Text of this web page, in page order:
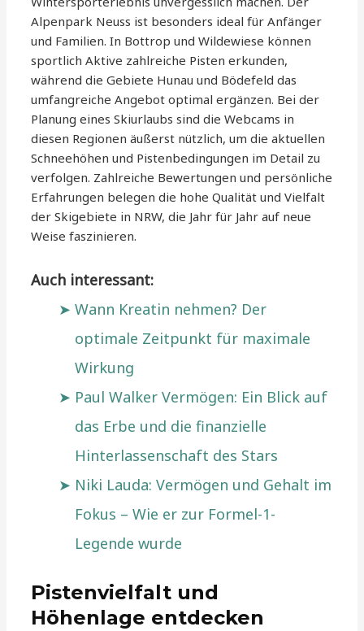
Alpenpark Neuss ist besonders ideal für Anfänger
und Familien. In Bottrop und Wildewiese können
sportlich Aktive zahlreiche Pisten erkunden,
während die Gebiete Hunau und Bödefeld das
umfangreiche Angebot optimal ergänzen. Bei der
Planung eines Skiurlaubs sind die Webcams in
diesen Regionen äußerst nützlich, um die aktuellen
Schneehöhen und Pistenbedingungen im Detail zu
verfolgen. Zahlreiche Bewertungen und persönliche
Erfahrungen belegen die hohe Qualität und Vielfalt
der Skigebiete in NRW, die Jahr für Jahr auf neue
Weise faszinieren.
Auch interessant:
Wann Kreatin nehmen? Der
optimale Zeitpunkt für maximale
Wirkung
Paul Walker Vermögen: Ein Blick auf
das Erbe und die finanzielle
Hinterlassenschaft des Stars
Niki Lauda: Vermögen und Gehalt im
Fokus – Wie er zur Formel-1-
Legende wurde
Pistenvielfalt und
Höhenlage entdecken